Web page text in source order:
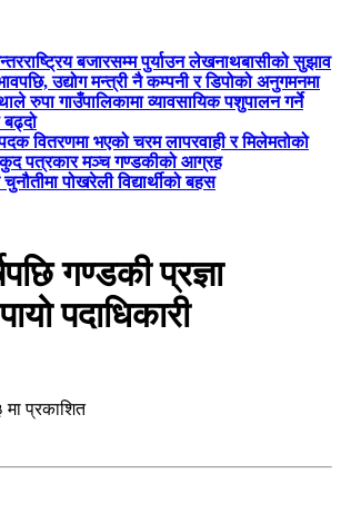
बजारसम्म पुर्याउन लेखनाथबासीको सुझाव
उद्योग मन्त्री नै कम्पनी र डिपोको अनुगमनमा
रुपा गाउँपालिकामा व्यावसायिक पशुपालन गर्ने
वितरणमा भएको चरम लापरवाही र मिलेमतोको
पत्रकार मञ्च गण्डकीको आग्रह
पोखरेली विद्यार्थीको बहस
गण्डकी प्रज्ञा
पदाधिकारी
प्रकाशित